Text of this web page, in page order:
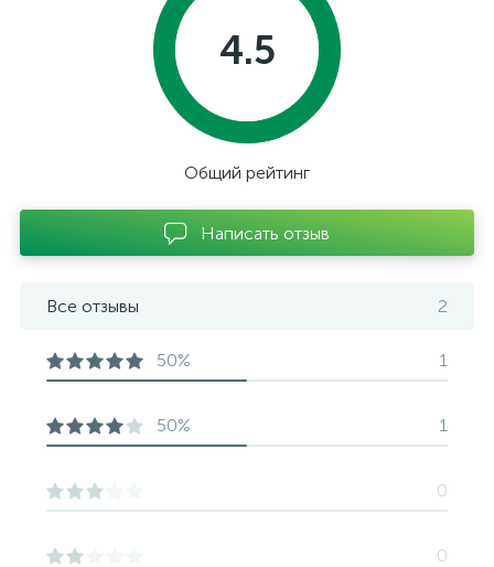
4.5
Общий рейтинг
Написать отзыв
Все отзывы 2
50% 1
50% 1
0
0